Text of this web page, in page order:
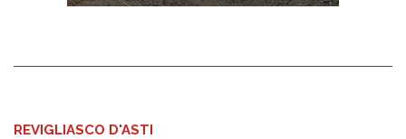
REVIGLIASCO D'ASTI